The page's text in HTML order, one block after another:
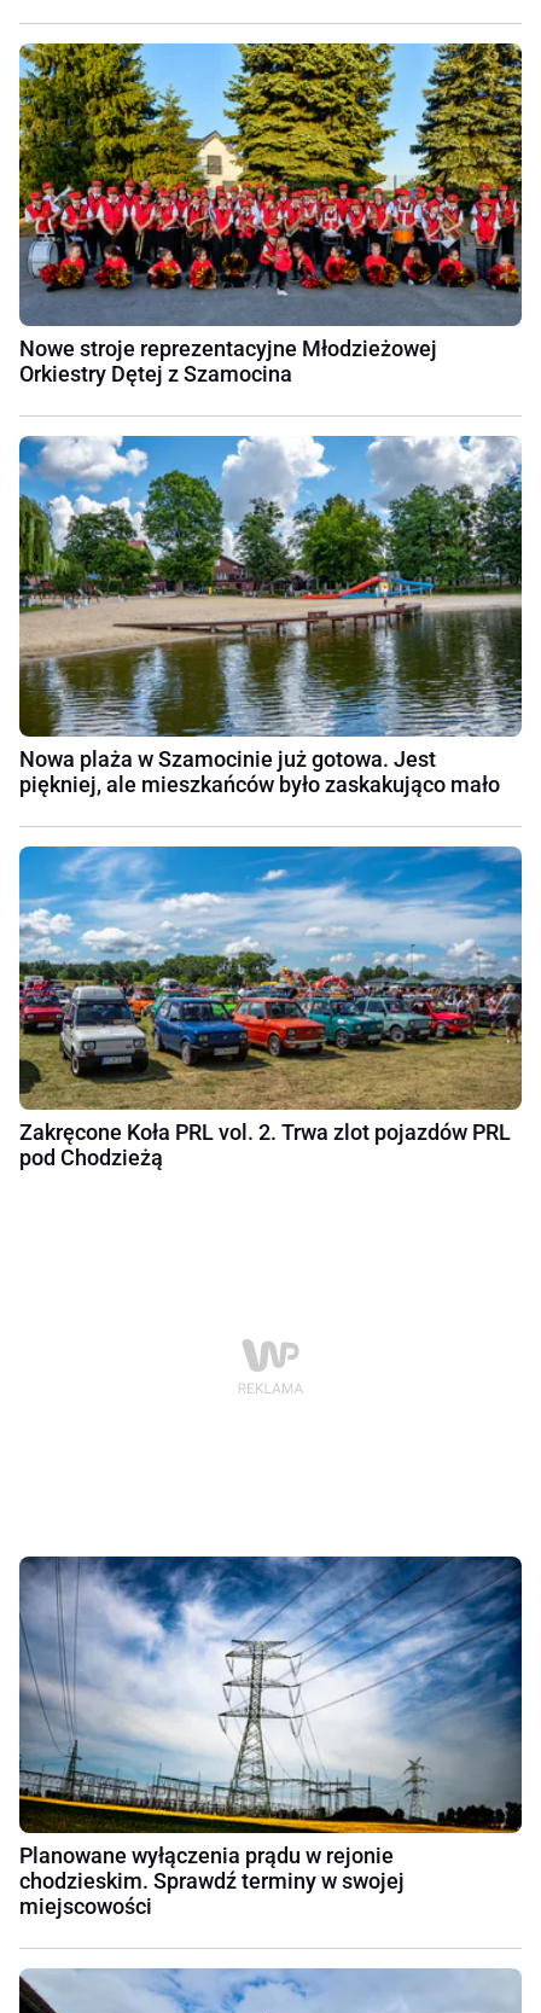
Nowe stroje reprezentacyjne Młodzieżowej
Orkiestry Dętej z Szamocina
Nowa plaża w Szamocinie już gotowa. Jest
piękniej, ale mieszkańców było zaskakująco mało
Zakręcone Koła PRL vol. 2. Trwa zlot pojazdów PRL
pod Chodzieżą
Planowane wyłączenia prądu w rejonie
chodzieskim. Sprawdź terminy w swojej
miejscowości